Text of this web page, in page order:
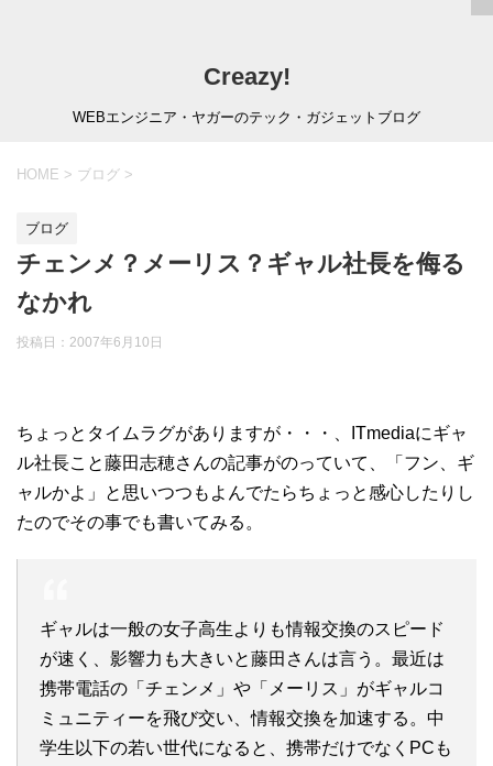
Creazy!
WEBエンジニア・ヤガーのテック・ガジェットブログ
HOME > ブログ >
ブログ
チェンメ？メーリス？ギャル社長を侮る
なかれ
投稿日： 2007年6月10日
ちょっとタイムラグがありますが・・・、ITmediaにギャ
ル社長こと藤田志穂さんの記事がのっていて、「フン、ギ
ャルかよ」と思いつつもよんでたらちょっと感心したりし
たのでその事でも書いてみる。
ギャルは一般の女子高生よりも情報交換のスピード
が速く、影響力も大きいと藤田さんは言う。最近は
携帯電話の「チェンメ」や「メーリス」がギャルコ
ミュニティーを飛び交い、情報交換を加速する。中
学生以下の若い世代になると、携帯だけでなくPCも